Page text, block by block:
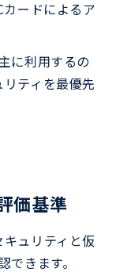
ードによるア
に利用するの
ティを最優先
価基準
ュリティと仮
きます。